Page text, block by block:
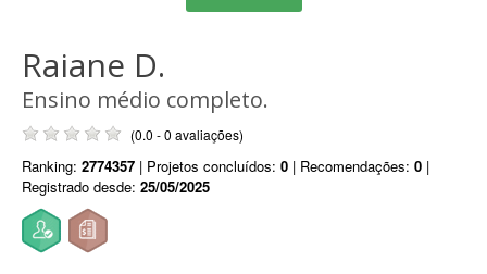
Raiane D.
Ensino médio completo.
(0.0 - 0 avaliações)
Ranking: 2774357 | Projetos concluídos: 0 | Recomendações: 0 |
Registrado desde: 25/05/2025